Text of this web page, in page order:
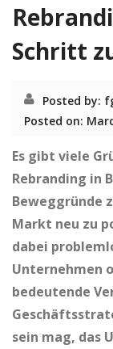
Schritt
Posted by:
Posted on:
Es gibt viele
Rebranding in
Beweggründe
Markt neu zu
dabei
Unternehmen
bedeutende
sein mag, das